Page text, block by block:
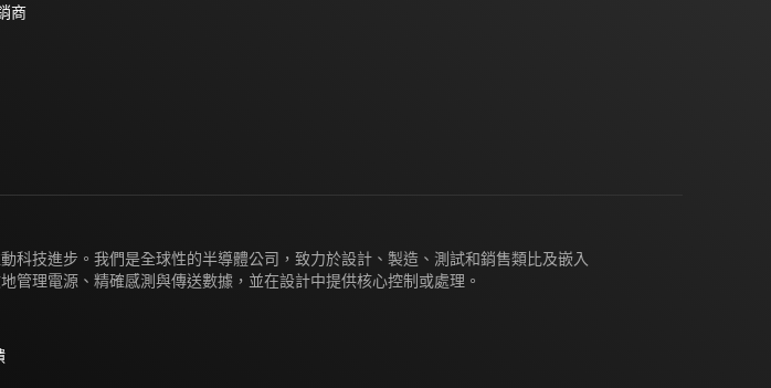
商
科技進步。我們是全球性的半導體公司，致力於設計、製造、測試和銷售類比及嵌入
管理電源、精確感測與傳送數據，並在設計中提供核心控制或處理。